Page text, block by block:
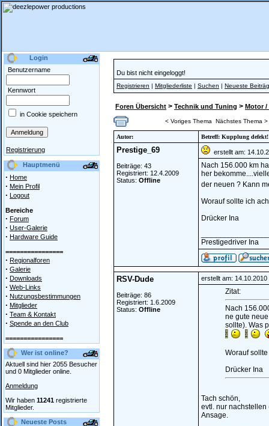
Login
Benutzername
Kennwort
in Cookie speichern
Registrierung
Hauptmenü
· Home
· Mein Profil
· Logout
Bereiche
· Forum
· User-Galerie
· Hardware Guide
================
· Regionalforen
· Galerie
· Downloads
· Web-Links
· Nutzungsbestimmungen
· Mitglieder
· Team & Kontakt
· Spende an den Club
================
Wer ist online?
Aktuell sind hier 2055 Besucher
und 0 Mitglieder online.
Anmeldung
Wir haben 11241 registrierte
Mitglieder.
Neueste Posts
Du bist nicht eingeloggt!
Registrieren | Mitgliederliste | Suchen | Neueste
Foren Übersicht > Technik und Tuning > Motor /
< Voriges Thema Nächstes Thema >
Autor: Betreff: Kupplung defekt!
Prestige_69
Beiträge: 43
Registriert: 12.4.2009
Status: Offline
erstellt am:
Nach 156.000 km
her
der neuen ? Kann
Worauf sollte ich
Drücker Ina
Prestigedriver Ina
RSV-Dude
Beiträge: 86
Registriert: 1.6.2009
Status: Offline
erstellt am:
Zitat:
Nach
ne gute
sollte). Was
Worauf
Drücker Ina
Tach schön,
evtl. nur nachstellen
Ansage.